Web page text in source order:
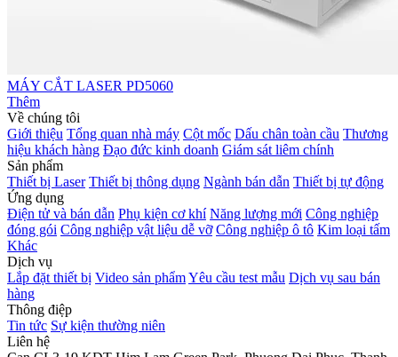
MÁY CẮT LASER PD5060
Thêm
Về chúng tôi
Giới thiệu Tổng quan nhà máy Cột mốc Dấu chân toàn cầu Thương
hiệu khách hàng Đạo đức kinh doanh Giám sát liêm chính
Sản phẩm
Thiết bị Laser Thiết bị thông dụng Ngành bán dẫn Thiết bị tự động
Ứng dụng
Điện tử và bán dẫn Phụ kiện cơ khí Năng lượng mới Công nghiệp
đóng gói Công nghiệp vật liệu dễ vỡ Công nghiệp ô tô Kim loại tấm
Khác
Dịch vụ
Lắp đặt thiết bị Video sản phẩmYêu cầu test mẫu Dịch vụ sau bán
hàng
Thông điệp
Tin tức Sự kiện thường niên
Liên hệ